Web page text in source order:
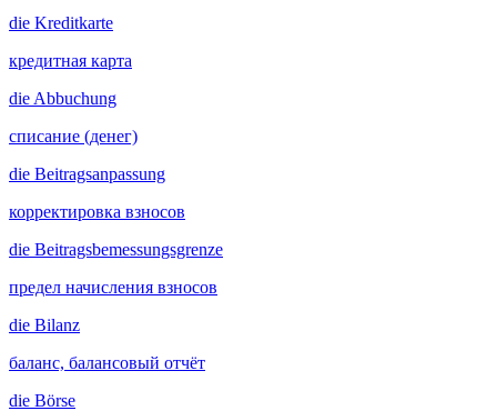
die Kreditkarte
кредитная карта
die Abbuchung
списание (денег)
die Beitragsanpassung
корректировка взносов
die Beitragsbemessungsgrenze
предел начисления взносов
die Bilanz
баланс, балансовый отчёт
die Börse